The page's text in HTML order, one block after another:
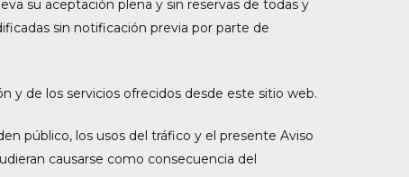
su aceptación plena y sin reservas de todas y
sin notificación previa por parte de
y de los servicios ofrecidos desde este sitio web.
público, los usos del tráfico y el presente Aviso
causarse como consecuencia del